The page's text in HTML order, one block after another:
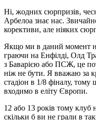
Ні, жодних сюрпризів,
Арбелоа знає нас.
корективи, але ніяких
Якщо ми в даний момент
граючи на Енфілді, Олд
з Баварією або ПСЖ, це
ніж не бути. Я вважаю за
стадіон в 1/8 фіналу,
входимо в еліту Європи.
12 або 13 років тому клуб
скільки б ви не грали в